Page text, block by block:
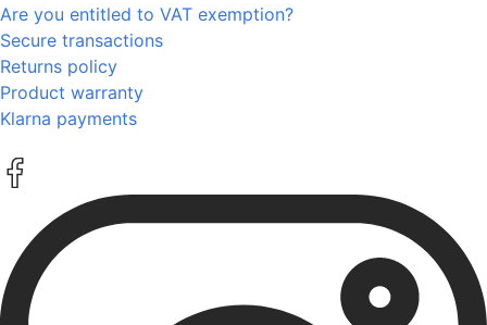
Are you entitled to VAT exemption?
Secure transactions
Returns policy
Product warranty
Klarna payments